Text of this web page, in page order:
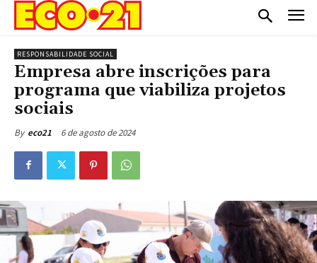
RESPONSABILIDADE SOCIAL
Empresa abre inscrições para
programa que viabiliza projetos
sociais
By eco21 6 de agosto de 2024